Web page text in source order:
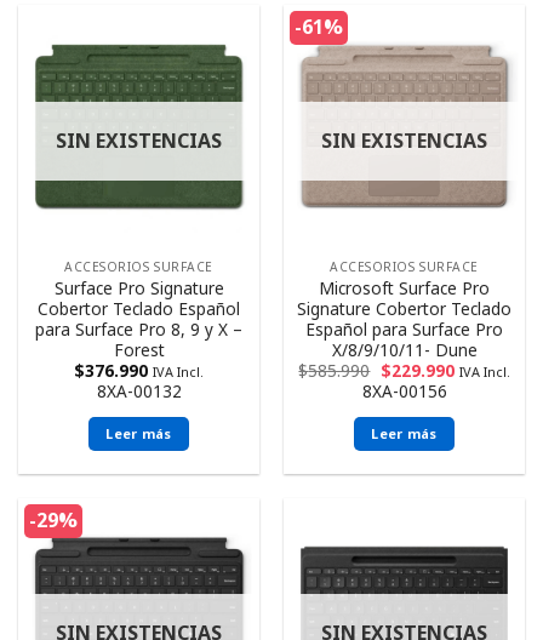
SIN EXISTENCIAS
ACCESORIOS SURFACE
Surface Pro Signature
Cobertor Teclado Español
para Surface Pro 8, 9 y X –
Forest
$376.990 IVA Incl.
8XA-00132
Leer más
-61%
SIN EXISTENCIAS
ACCESORIOS SURFACE
Microsoft Surface Pro
Signature Cobertor Teclado
Español para Surface Pro
X/8/9/10/11- Dune
$585.990 $229.990 IVA Incl.
8XA-00156
Leer más
-29%
SIN EXISTENCIAS SIN EXISTENCIAS